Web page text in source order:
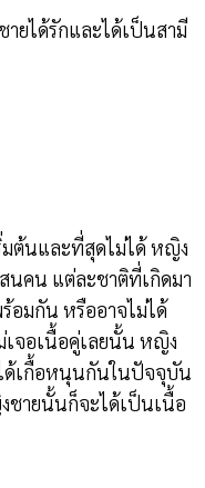
ยได้รักและได้เป็นสามี
มต้นและที่สุดไม่ได้ หญิง
นคน แต่ละชาติที่เกิดมา
อมกัน หรืออาจไม่ได้
จอเนื้อคู่เลยนั้น หญิง
ด้เกื้อหนุนกันในปัจจุบัน
ายนั้นก็จะได้เป็นเนื้อ